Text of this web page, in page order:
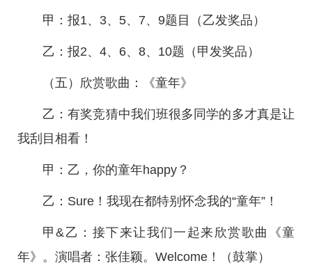
甲：报1、3、5、7、9题目（乙发奖品）
乙：报2、4、6、8、10题（甲发奖品）
（五）欣赏歌曲：《童年》
乙：有奖竞猜中我们班很多同学的多才真是让
我刮目相看！
甲：乙，你的童年happy？
乙：Sure！我现在都特别怀念我的“童年”！
甲&乙：接下来让我们一起来欣赏歌曲《童
年》。演唱者：张佳颖。Welcome！（鼓掌）